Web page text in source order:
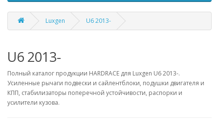
Luxgen U6 2013-
U6 2013-
Полный каталог продукции HARDRACE для Luxgen U6 2013-.
Усиленные рычаги подвески и сайлентблоки, подушки двигателя и
КПП, стабилизаторы поперечной устойчивости, распорки и
усилители кузова.